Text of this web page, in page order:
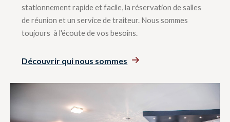
stationnement rapide et facile, la réservation de salles
de réunion et un service de traiteur. Nous sommes
toujours à l'écoute de vos besoins.
Découvrir qui nous sommes